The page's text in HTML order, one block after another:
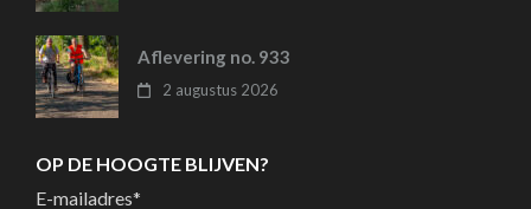
Aflevering no. 933
2 augustus 2026
OP DE HOOGTE BLIJVEN?
E-mailadres*